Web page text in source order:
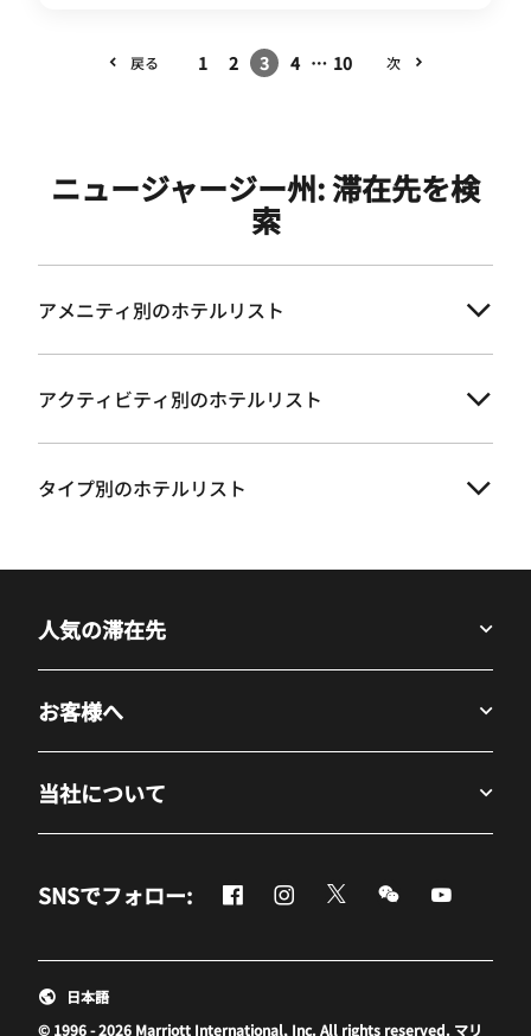
戻る 1 2 3 4 … 10 次
ニュージャージー州: 滞在先を検
索
アメニティ別のホテルリスト
アクティビティ別のホテルリスト
タイプ別のホテルリスト
人気の滞在先
お客様へ
当社について
SNSでフォロー: Facebook
新しいウィンドウで開く
Instagram
新しいウィンドウで開く
Twitter
新しいウィンドウで開
Messenger
新しいウィンド
新しいウ
© 1996 - 2026 Marriott International, Inc. All rights reserved. マリ
日本語